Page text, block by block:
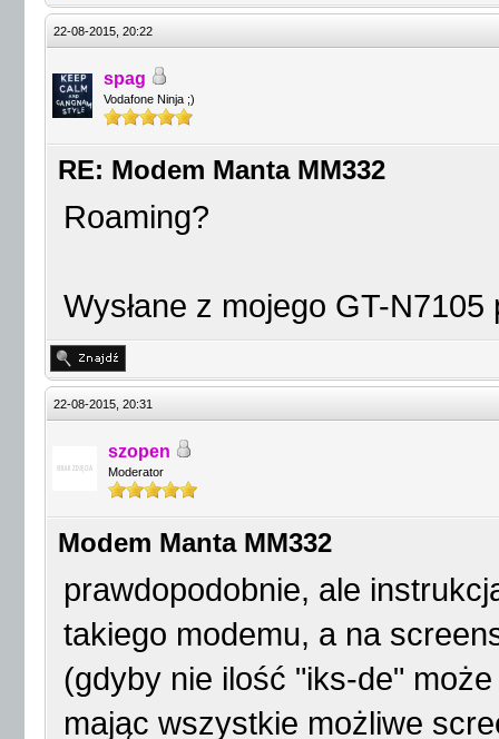
22-08-2015, 20:22
spag
Vodafone Ninja ;)
RE: Modem Manta MM332
Roaming?
Wysłane z mojego GT-
22-08-2015, 20:31
szopen
Moderator
Modem Manta MM332
prawdopodobnie, ale
takiego modemu, a na
(gdyby nie ilość "iks-de" może
mając wszystkie możliwe